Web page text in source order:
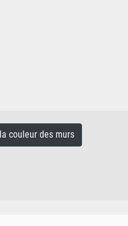
couleur des murs